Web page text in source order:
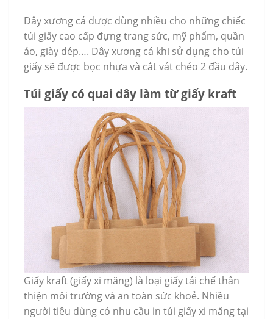
Dây xương cá được dùng nhiều cho những chiếc
túi giấy cao cấp đựng trang sức, mỹ phẩm, quần
áo, giày dép…. Dây xương cá khi sử dụng cho túi
giấy sẽ được bọc nhựa và cắt vát chéo 2 đầu dây.
Túi giấy có quai dây làm từ giấy kraft
Giấy kraft (giấy xi măng) là loại giấy tái chế thân
thiện môi trường và an toàn sức khoẻ. Nhiều
người tiêu dùng có nhu cầu in túi giấy xi măng tại